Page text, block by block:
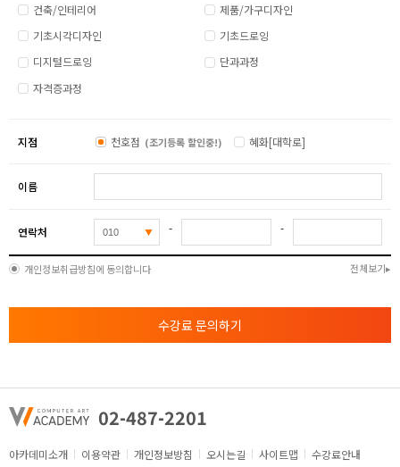
건축/인테리어
제품/가구디자인
기초시각디자인
기초드로잉
디지털드로잉
단과과정
자격증과정
지점 천호점 (조기등록 할인중!) 혜화[대학로]
이름
연락처 - -
개인정보취급방침에 동의합니다 전체보기
수강료 문의하기
02-487-2201
아카데미소개 이용약관 개인정보방침 오시는길 사이트맵 수강료안내